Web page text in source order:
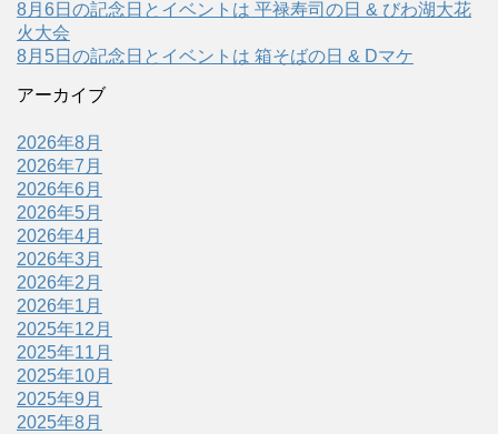
8月6日の記念日とイベントは 平禄寿司の日 & びわ湖大花
火大会
8月5日の記念日とイベントは 箱そばの日 & Dマケ
アーカイブ
2026年8月
2026年7月
2026年6月
2026年5月
2026年4月
2026年3月
2026年2月
2026年1月
2025年12月
2025年11月
2025年10月
2025年9月
2025年8月